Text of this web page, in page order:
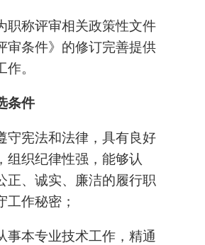
职称评审相关政策性文件
审条件》的修订完善提供
。
条件
守宪法和法律，具有良好
组织纪律性强，能够认
正、诚实、廉洁的履行职
工作秘密；
事本专业技术工作，精通